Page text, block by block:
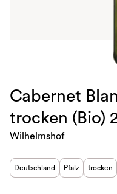
Cabernet
trocken (Bio)
Wilhelmshof
Deutschland Pfalz trocken